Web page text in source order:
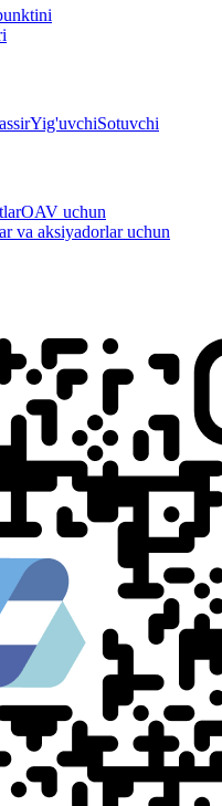
Yig'uvchiSotuvchi
OAV uchun
va aksiyadorlar uchun